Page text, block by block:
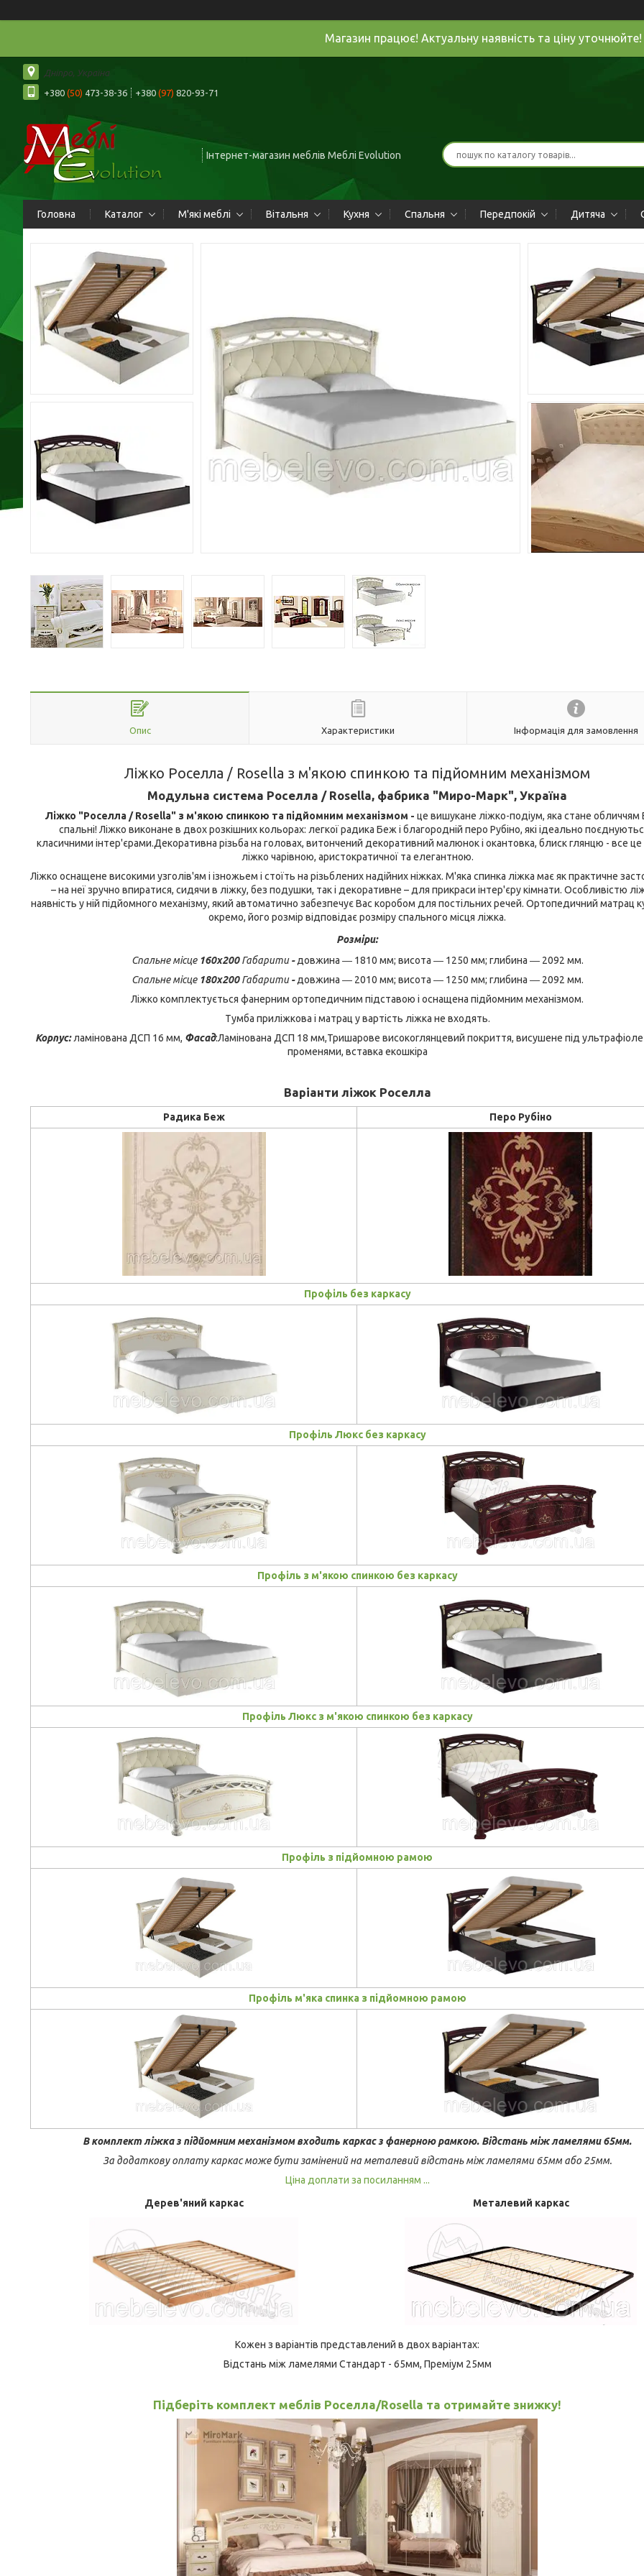
Магазин працює! Актуальну наявність та ціну уточнюйте!
Дніпро, Україна
+380 (50) 473-38-36 +380 (97) 820-93-71
Інтернет-магазин меблів Меблі Evolution
Головна Каталог М'які меблі Вітальня Кухня Спальня Передпокій Дитяча
Опис Характеристики Інформація для замовлення
Ліжко Роселла / Rosella з м'якою спинкою та підйомним механізмом
Модульна система Роселла / Rosella, фабрика "Миро-Марк", Україна
Ліжко "Роселла / Rosella" з м'якою спинкою та підйомним механізмом - це вишукане ліжко-подіум, яка стане обличчям
спальні! Ліжко виконане в двох розкішних кольорах: легкої радика Беж і благородній перо Рубіно, які ідеально
класичними інтер'єрами.Декоративна різьба на головах, витончений декоративний малюнок і окантовка, блиск глянцю - все
ліжко чарівною, аристократичної та елегантною.
Ліжко оснащене високими узголів'ям і ізножьем і стоїть на різьблених надійних ніжках. М'яка спинка ліжка має як практичне
– на неї зручно впиратися, сидячи в ліжку, без подушки, так і декоративне – для прикраси інтер'єру кімнати. Особливістю
наявність у ній підйомного механізму, який автоматично забезпечує Вас коробом для постільних речей. Ортопедичний матрац
окремо, його розмір відповідає розміру спального місця ліжка.
Розміри:
Спальне місце160х200Габарити-довжина ― 1810 мм; висота ― 1250 мм; глибина ― 2092 мм.
Спальне місце180х200Габарити-довжина ― 2010 мм; висота ― 1250 мм; глибина ― 2092 мм.
Ліжко комплектується фанерним ортопедичним підставою і оснащена підйомним механізмом.
Тумба приліжкова і матрац у вартість ліжка не входять.
Корпус:ламінована ДСП 16 мм, Фасад:Ламінована ДСП 18 мм,Тришарове високоглянцевий покриття, висушене під
променями, вставка екошкіра
Варіанти ліжок Роселла
Радика Беж Перо Рубіно
Профіль без каркасу
Профіль Люкс без каркасу
Профіль з м'якою спинкою без каркасу
Профіль Люкс з м'якою спинкою без каркасу
Профіль з підйомною рамою
Профіль м'яка спинка з підйомною рамою
В комплект ліжка з підйомним механізмом входить каркас з фанерною рамкою. Відстань між ламелями 65мм.
За додаткову оплату каркас може бути замінений на металевий відстань між ламелями 65мм або 25мм.
Ціна доплати за посиланням ...
Дерев'яний каркас
Металевий каркас
Кожен з варіантів представлений в двох варіантах:
Відстань між ламелями Стандарт - 65мм, Преміум 25мм
Підберіть комплект меблів Роселла/Rosella та отримайте знижку!